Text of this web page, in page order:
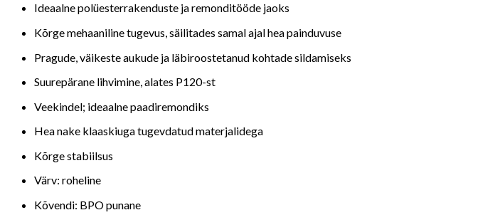
Ideaalne polüesterrakenduste ja remonditööde jaoks
Kõrge mehaaniline tugevus, säilitades samal ajal hea painduvuse
Pragude, väikeste aukude ja läbiroostetanud kohtade sildamiseks
Suurepärane lihvimine, alates P120-st
Veekindel; ideaalne paadiremondiks
Hea nake klaaskiuga tugevdatud materjalidega
Kõrge stabiilsus
Värv: roheline
Kõvendi: BPO punane